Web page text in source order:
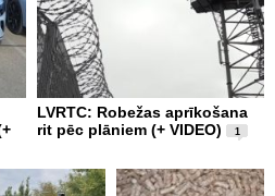
LVRTC: Robežas aprīkošana
rit pēc plāniem (+ VIDEO)
1